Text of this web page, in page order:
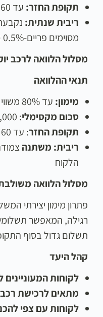
תקופת החזר: עד 60 חודשים
ריבית שנתית:
מסוימים פריים-0.5% (4.5%).
מסלול הלוואה לרכב יוקרתי
תנאי ההלוואה
מימון: עד 80% משווי הרכב
סכום מקסימלי: 300,000 ₪
תקופת החזר: עד 60 חודשים
ריבית: משתנה
הלקוח
מסלול הלוואה משולבת 50-50 לרכב
פתרון מימון יצירתי
רגילה, המאפשר
תשלום גדול בסוף
קהל היעד
לקוחות
מתאים לרכישת
לקוחות עם צפי